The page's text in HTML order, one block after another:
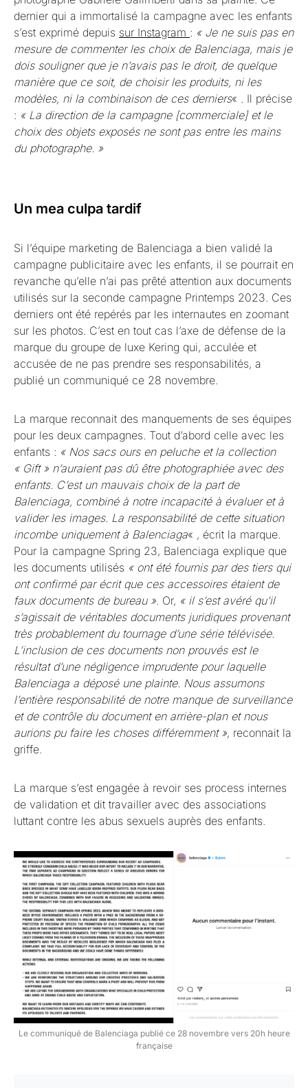
dernier qui a immortalisé la campagne avec les enfants
s’est exprimé depuis sur Instagram : « Je ne suis pas en
mesure de commenter les choix de Balenciaga, mais je
dois souligner que je n’avais pas le droit, de quelque
manière que ce soit, de choisir les produits, ni les
modèles, ni la combinaison de ces derniers« . Il précise
: « La direction de la campagne [commerciale] et le
choix des objets exposés ne sont pas entre les mains
du photographe. »
Un mea culpa tardif
Si l’équipe marketing de Balenciaga a bien validé la
campagne publicitaire avec les enfants, il se pourrait en
revanche qu’elle n’ai pas prêté attention aux documents
utilisés sur la seconde campagne Printemps 2023. Ces
derniers ont été repérés par les internautes en zoomant
sur les photos. C’est en tout cas l’axe de défense de la
marque du groupe de luxe Kering qui, acculée et
accusée de ne pas prendre ses responsabilités, a
publié un communiqué ce 28 novembre.
La marque reconnait des manquements de ses équipes
pour les deux campagnes. Tout d’abord celle avec les
enfants : « Nos sacs ours en peluche et la collection
« Gift » n’auraient pas dû être photographiée avec des
enfants. C’est un mauvais choix de la part de
Balenciaga, combiné à notre incapacité à évaluer et à
valider les images. La responsabilité de cette situation
incombe uniquement à Balenciaga« , écrit la marque.
Pour la campagne Spring 23, Balenciaga explique que
les documents utilisés « ont été fournis par des tiers qui
ont confirmé par écrit que ces accessoires étaient de
faux documents de bureau ». Or, « il s’est avéré qu’il
s’agissait de véritables documents juridiques provenant
très probablement du tournage d’une série télévisée.
L’inclusion de ces documents non prouvés est le
résultat d’une négligence imprudente pour laquelle
Balenciaga a déposé une plainte. Nous assumons
l’entière responsabilité de notre manque de surveillance
et de contrôle du document en arrière-plan et nous
aurions pu faire les choses différemment », reconnait la
griffe.
La marque s’est engagée à revoir ses process internes
de validation et dit travailler avec des associations
luttant contre les abus sexuels auprès des enfants.
Le communiqué de Balenciaga publié ce 28 novembre vers 20h heure
française